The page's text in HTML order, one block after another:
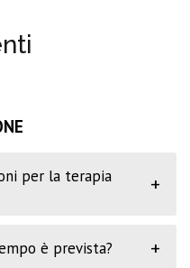
per la terapia
+
è prevista? +